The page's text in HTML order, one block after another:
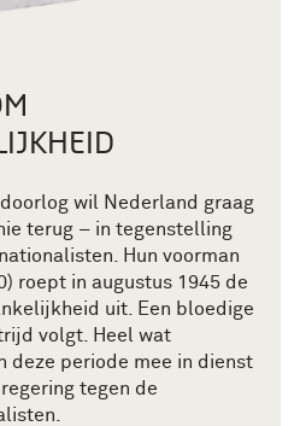
wil Nederland graag
terug – in tegenstelling
Hun voorman
roept in augustus 1945 de
uit. Een bloedige
volgt. Heel wat
deze periode mee in dienst
tegen de